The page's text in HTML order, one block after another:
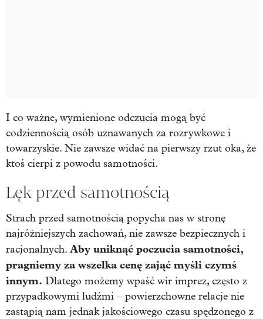
I co ważne, wymienione odczucia mogą być
codziennością osób uznawanych za rozrywkowe i
towarzyskie. Nie zawsze widać na pierwszy rzut oka, że
ktoś cierpi z powodu samotności.
Lęk przed samotnością
Strach przed samotnością popycha nas w stronę
najróżniejszych zachowań, nie zawsze bezpiecznych i
racjonalnych. Aby uniknąć poczucia samotności,
pragniemy za wszelka cenę zająć myśli czymś
innym. Dlatego możemy wpaść wir imprez, często z
przypadkowymi ludźmi – powierzchowne relacje nie
zastąpią nam jednak jakościowego czasu spędzonego z